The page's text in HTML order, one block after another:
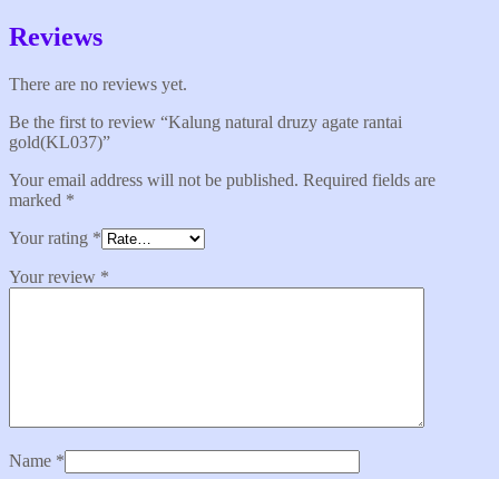
Reviews
There are no reviews yet.
Be the first to review “Kalung natural druzy agate rantai
gold(KL037)”
Your email address will not be published. Required fields are
marked *
Your rating *
Your review *
Name *